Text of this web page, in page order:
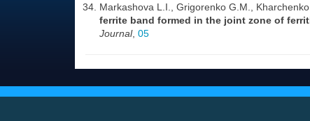
Markashova L.I., Grigorenko G.M.,
ferrite band formed in the joint zone of
Journal, 05